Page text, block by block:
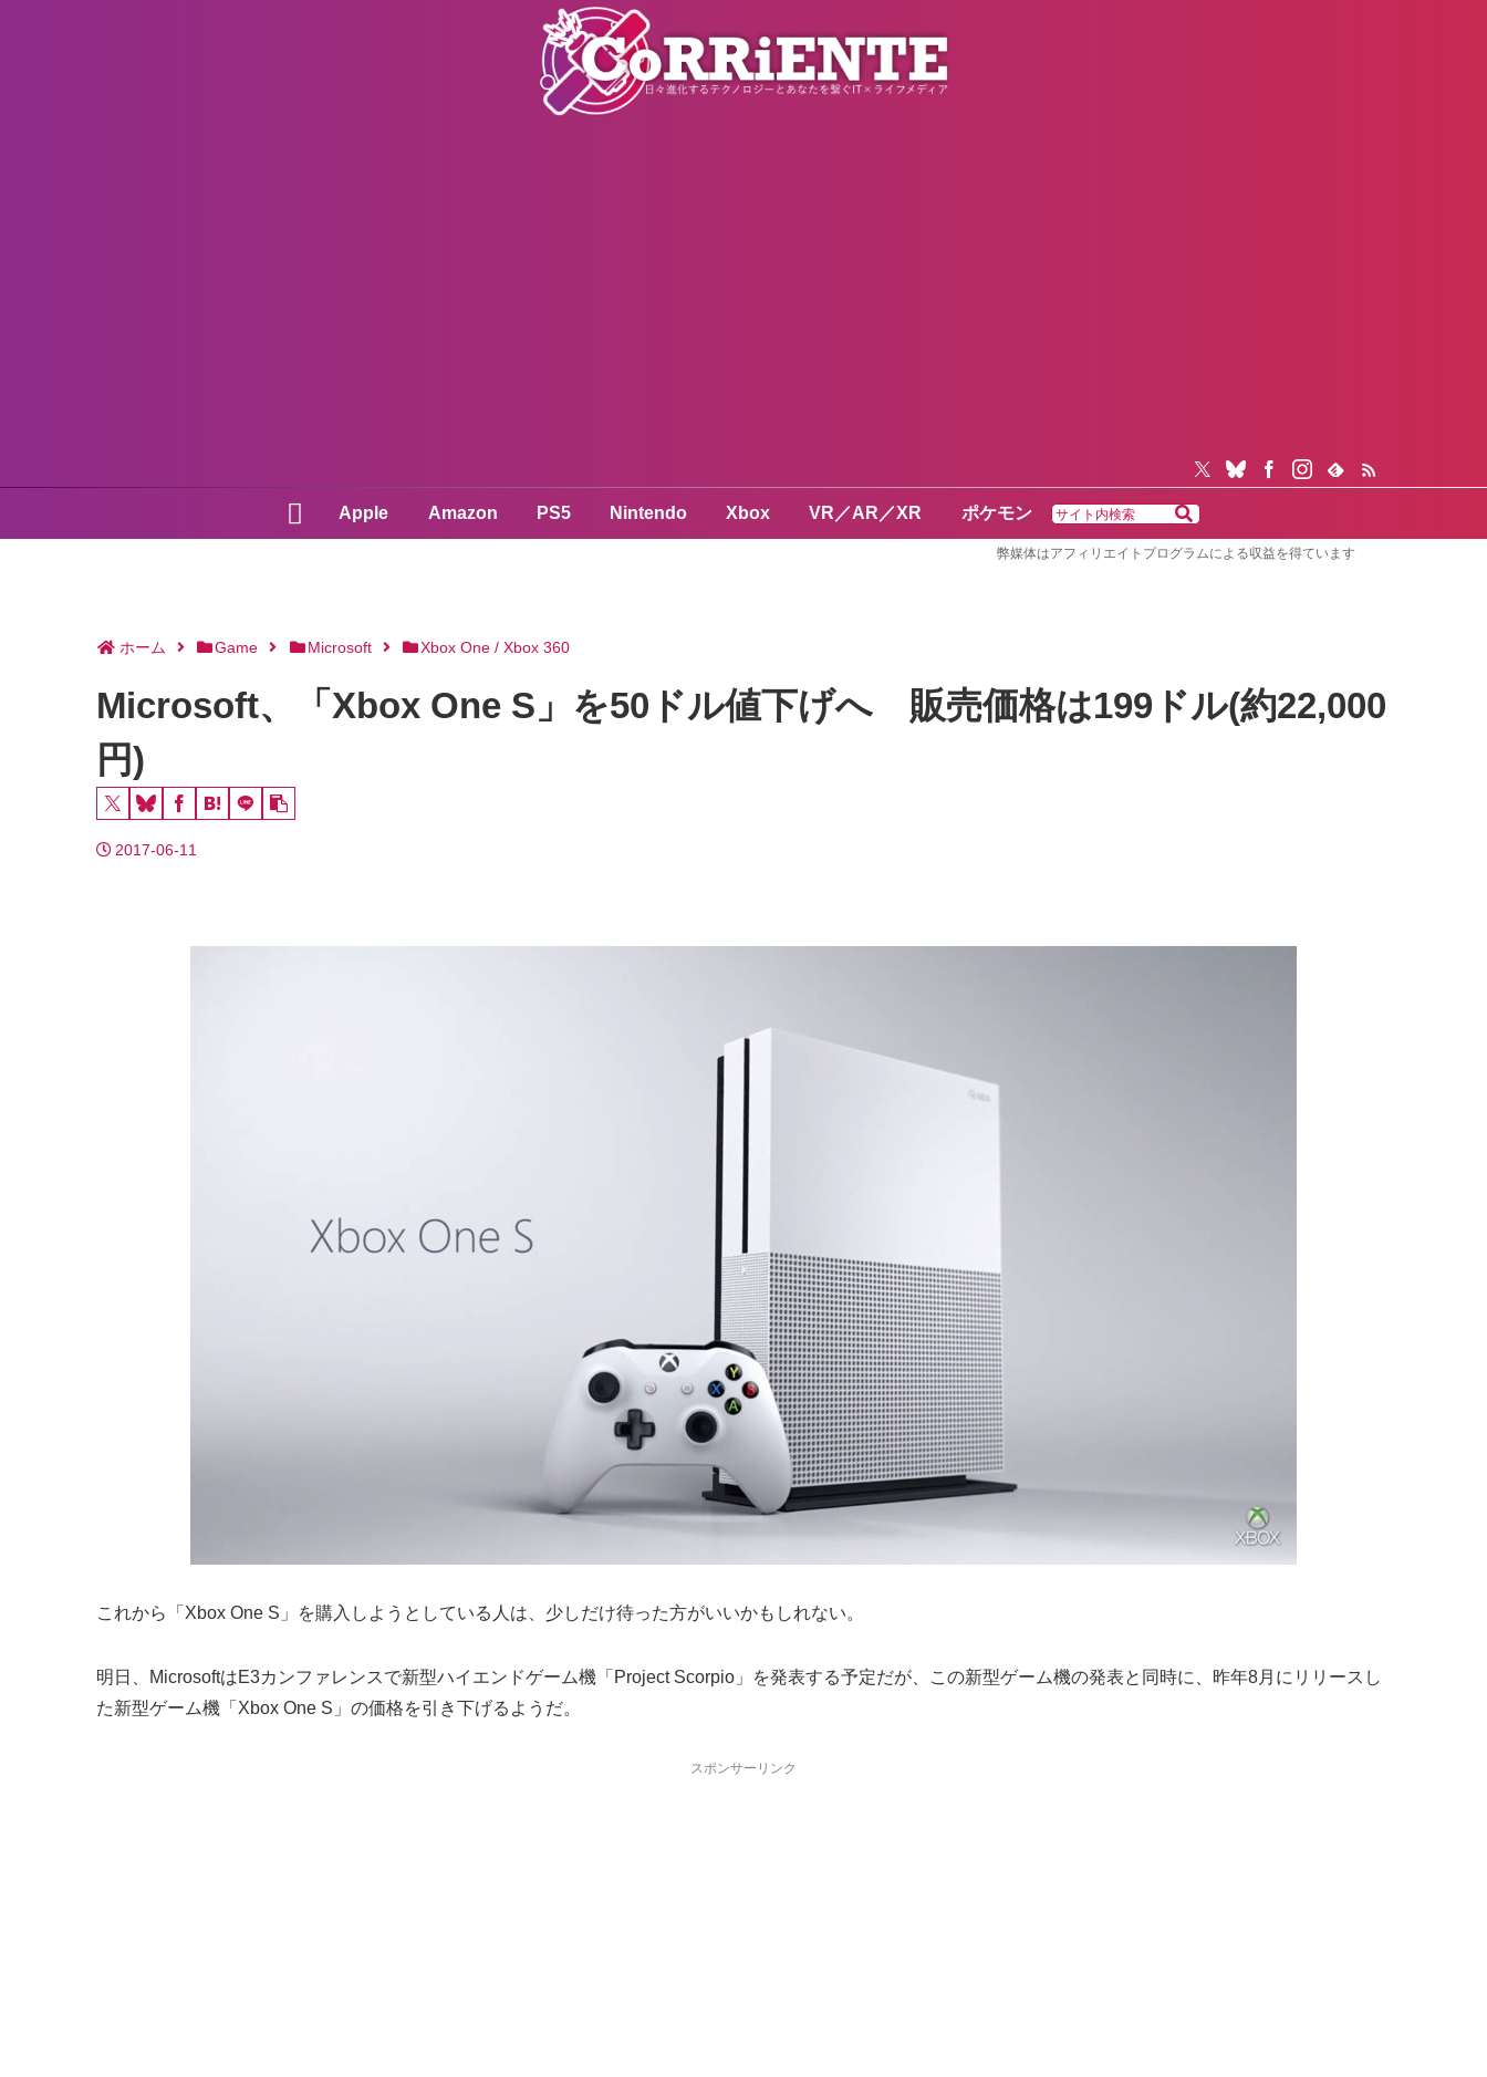
Apple Amazon PS5 Nintendo Xbox VR／AR／XR ポケモン
弊媒体はアフィリエイトプログラムによる収益を得ています
ホーム Game Microsoft Xbox One / Xbox 360
Microsoft、「Xbox One S」を50ドル値下げへ 販売価格は199ドル(約22,000
円)
2017-06-11
これから「Xbox One S」を購入しようとしている人は、少しだけ待った方がいいかもしれない。
明日、MicrosoftはE3カンファレンスで新型ハイエンドゲーム機「Project Scorpio」を発表する予定だが、この新型ゲーム機の発表と同時に、昨年8月にリリースし
た新型ゲーム機「Xbox One S」の価格を引き下げるようだ。
スポンサーリンク